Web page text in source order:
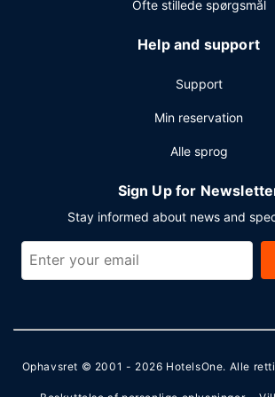
Ofte stillede spørgsmål
Help and support
Support
Min reservation
Alle sprog
Sign Up for
Stay informed about news and
Ophavsret © 2001 - 2026 HotelsOne. Alle